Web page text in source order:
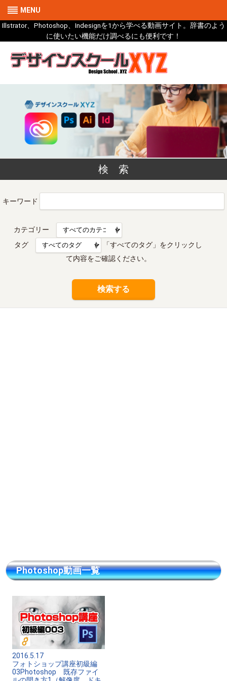
MENU
Illstrator、Photoshop、Indesignを1から学べる動画サイト。辞書のよう
に使いたい機能だけ調べるにも便利です！
検 索
キーワード
カテゴリー
タグ
「すべてのタグ」をクリックし
て内容をご確認ください。
検索する
Photoshop動画一覧
2016.5.17
フォトショップ講座初級編
03Photoshop 既存ファイ